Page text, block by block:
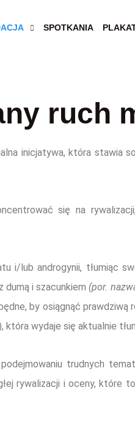
SPOTKANIA
ruch
inicjatywa, która stawia
się na
i/lub androgynii, tłumiąc
i szacunkiem (por.
by osiągnąć
która wydaje się aktualnie
trudnych
rywalizacji i oceny,